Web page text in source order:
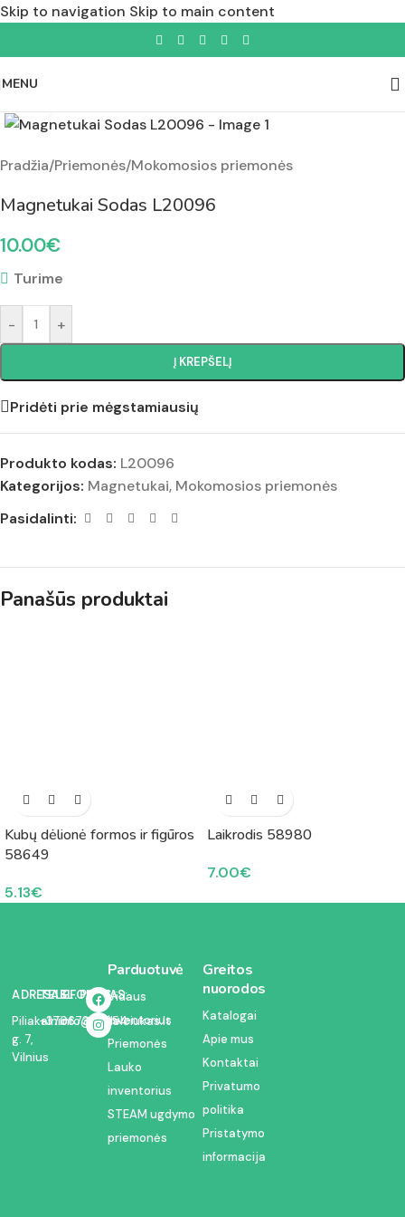
Skip to navigation Skip to main content
MENU
Pradžia/Priemonės/Mokomosios priemonės
Magnetukai Sodas L20096
10.00€
Turime
- +
Į KREPŠELĮ
Pridėti prie mėgstamiausių
Produkto kodas: L20096
Kategorijos: Magnetukai, Mokomosios priemonės
Pasidalinti:
Panašūs produktai
Kubų dėlionė formos ir figūros
58649
5.13€
Laikrodis 58980
7.00€
ADRESAS:
Piliakalnio
g. 7,
Vilnius
TELEFONAS:
+37067350054
EL. PAŠTAS:
info@kodelciukas.lt
Parduotuvė
Vidaus
inventorius
Priemonės
Lauko
inventorius
STEAM ugdymo
priemonės
Greitos
nuorodos
Katalogai
Apie mus
Kontaktai
Privatumo
politika
Pristatymo
informacija